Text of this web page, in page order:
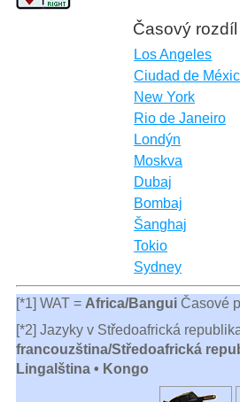
Časový
Los Angeles
Ciudad de
New York
Rio de Janeiro
Londýn
Moskva
Dubaj
Bombaj
Šanghaj
Tokio
Sydney
[*1] WAT = Africa/BanguiČasové
[*2] Jazyky v Středoafrická
francouzština/Středoafrická
Lingalština • Kongo